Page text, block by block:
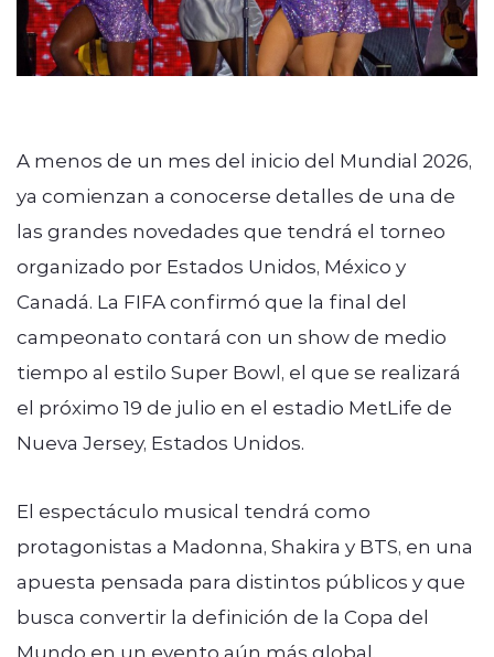
A menos de un mes del inicio del Mundial 2026,
ya comienzan a conocerse detalles de una de
las grandes novedades que tendrá el torneo
organizado por Estados Unidos, México y
Canadá. La FIFA confirmó que la final del
campeonato contará con un show de medio
tiempo al estilo Super Bowl, el que se realizará
el próximo 19 de julio en el estadio MetLife de
Nueva Jersey, Estados Unidos.
El espectáculo musical tendrá como
protagonistas a Madonna, Shakira y BTS, en una
apuesta pensada para distintos públicos y que
busca convertir la definición de la Copa del
Mundo en un evento aún más global.